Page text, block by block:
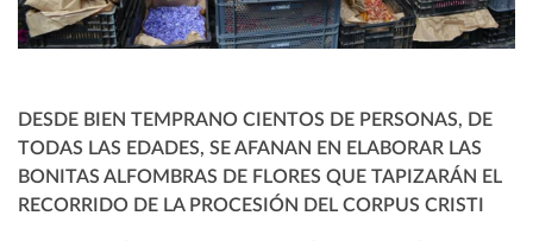
DESDE BIEN TEMPRANO CIENTOS DE PERSONAS, DE
TODAS LAS EDADES, SE AFANAN EN ELABORAR LAS
BONITAS ALFOMBRAS DE FLORES QUE TAPIZARÁN EL
RECORRIDO DE LA PROCESIÓN DEL CORPUS CRISTI